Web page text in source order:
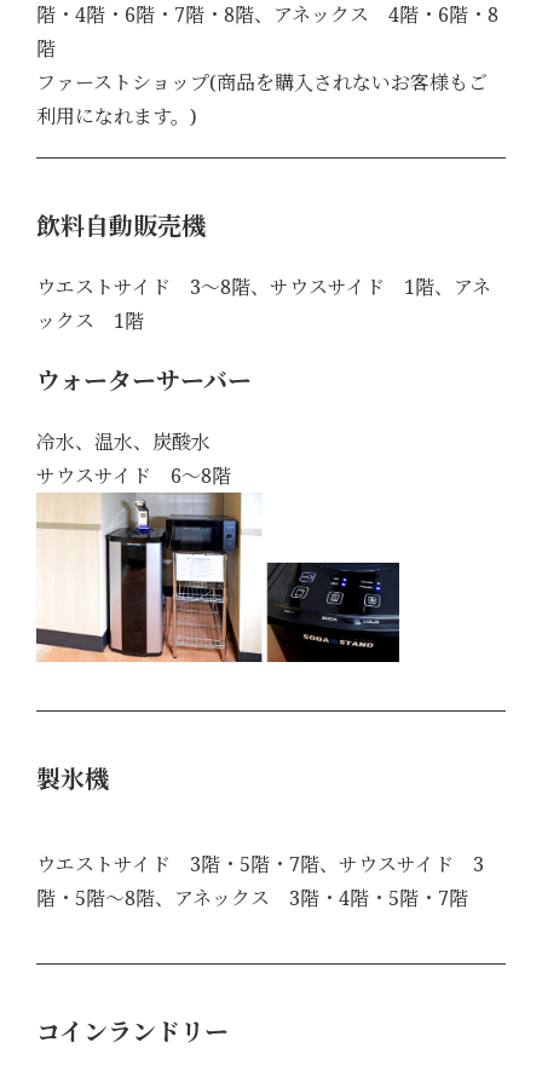
階・4階・6階・7階・8階、アネックス 4階・6階・8
階
ファーストショップ(商品を購入されないお客様もご
利用になれます。)
飲料自動販売機
ウエストサイド 3～8階、サウスサイド 1階、アネ
ックス 1階
ウォーターサーバー
冷水、温水、炭酸水
サウスサイド 6～8階
製氷機
ウエストサイド 3階・5階・7階、サウスサイド 3
階・5階～8階、アネックス 3階・4階・5階・7階
コインランドリー